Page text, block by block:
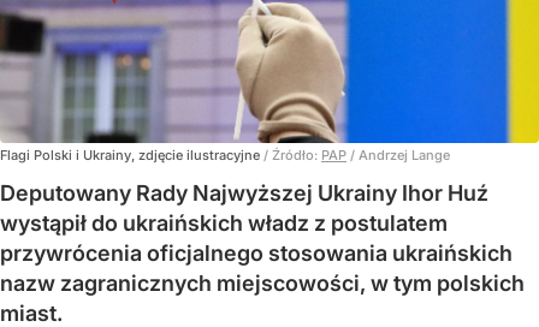
Flagi Polski i Ukrainy, zdjęcie ilustracyjne / Źródło: PAP / Andrzej Lange
Deputowany Rady Najwyższej Ukrainy Ihor Huź
wystąpił do ukraińskich władz z postulatem
przywrócenia oficjalnego stosowania ukraińskich
nazw zagranicznych miejscowości, w tym polskich
miast.